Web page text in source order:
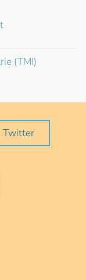
(TMI)
Twitter